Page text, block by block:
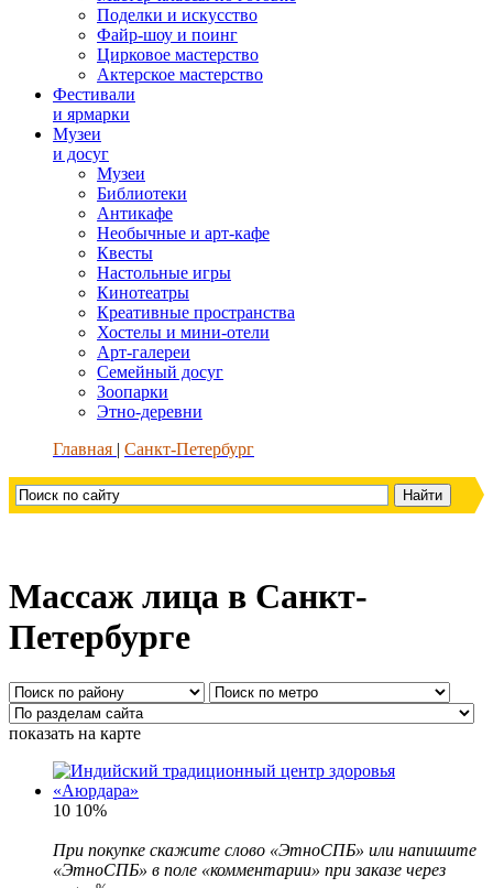
Поделки и искусство
Файр-шоу и поинг
Цирковое мастерство
Актерское мастерство
Фестивали
и ярмарки
Музеи
и досуг
Музеи
Библиотеки
Антикафе
Необычные и арт-кафе
Квесты
Настольные игры
Кинотеатры
Креативные пространства
Хостелы и мини-отели
Арт-галереи
Семейный досуг
Зоопарки
Этно-деревни
Главная
Санкт-Петербург
Массаж лица в Санкт-
Петербурге
показать на карте
10 10%
При покупке скажите слово «ЭтноСПБ» или напишите
«ЭтноСПБ» в поле «комментарии» при заказе через